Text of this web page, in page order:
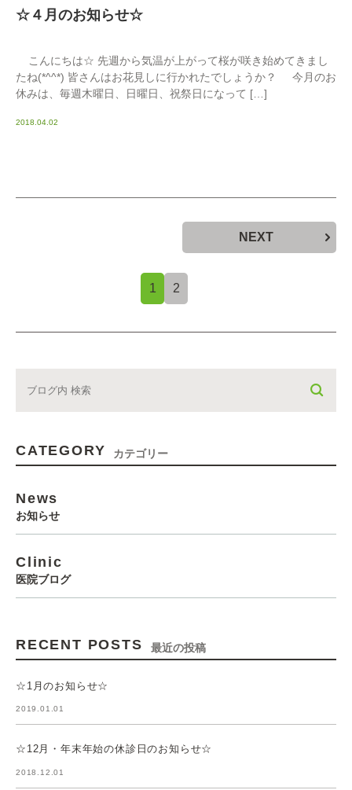
☆４月のお知らせ☆
こんにちは☆ 先週から気温が上がって桜が咲き始めてきまし
たね(*^^*) 皆さんはお花見しに行かれたでしょうか？ 今月のお
休みは、毎週木曜日、日曜日、祝祭日になって […]
2018.04.02
1 2
NEXT
CATEGORY カテゴリー
News
お知らせ
Clinic
医院ブログ
RECENT POSTS 最近の投稿
☆1月のお知らせ☆
2019.01.01
☆12月・年末年始の休診日のお知らせ☆
2018.12.01